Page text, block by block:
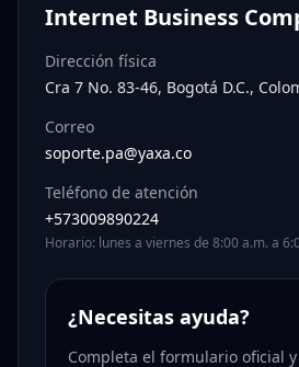
Internet Business
Dirección física
Cra 7 No. 83-46, Bogotá D.C.,
Correo
soporte.pa@yaxa.co
Teléfono de atención
+573009890224
Horario: lunes a viernes de 8:00 a.m. a
¿Necesitas ayuda?
Completa el formulario oficial